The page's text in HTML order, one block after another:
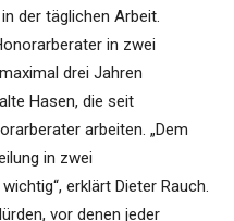
der täglichen Arbeit.
in zwei
drei Jahren
Hasen, die seit
arbeiten. „Dem
in zwei
erklärt Dieter Rauch.
vor denen jeder